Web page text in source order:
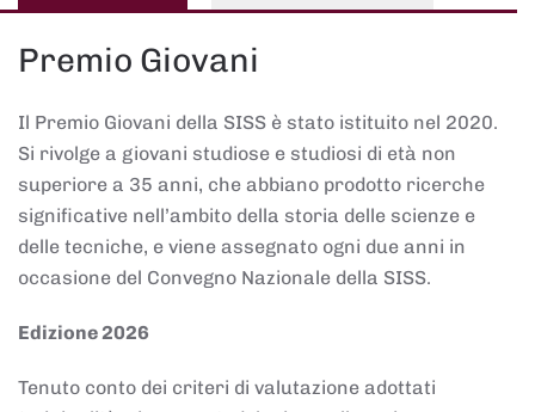
Premio Giovani
Il Premio Giovani della SISS è stato istituito nel 2020.
Si rivolge a giovani studiose e studiosi di età non
superiore a 35 anni, che abbiano prodotto ricerche
significative nell’ambito della storia delle scienze e
delle tecniche, e viene assegnato ogni due anni in
occasione del Convegno Nazionale della SISS.
Edizione 2026
Tenuto conto dei criteri di valutazione adottati